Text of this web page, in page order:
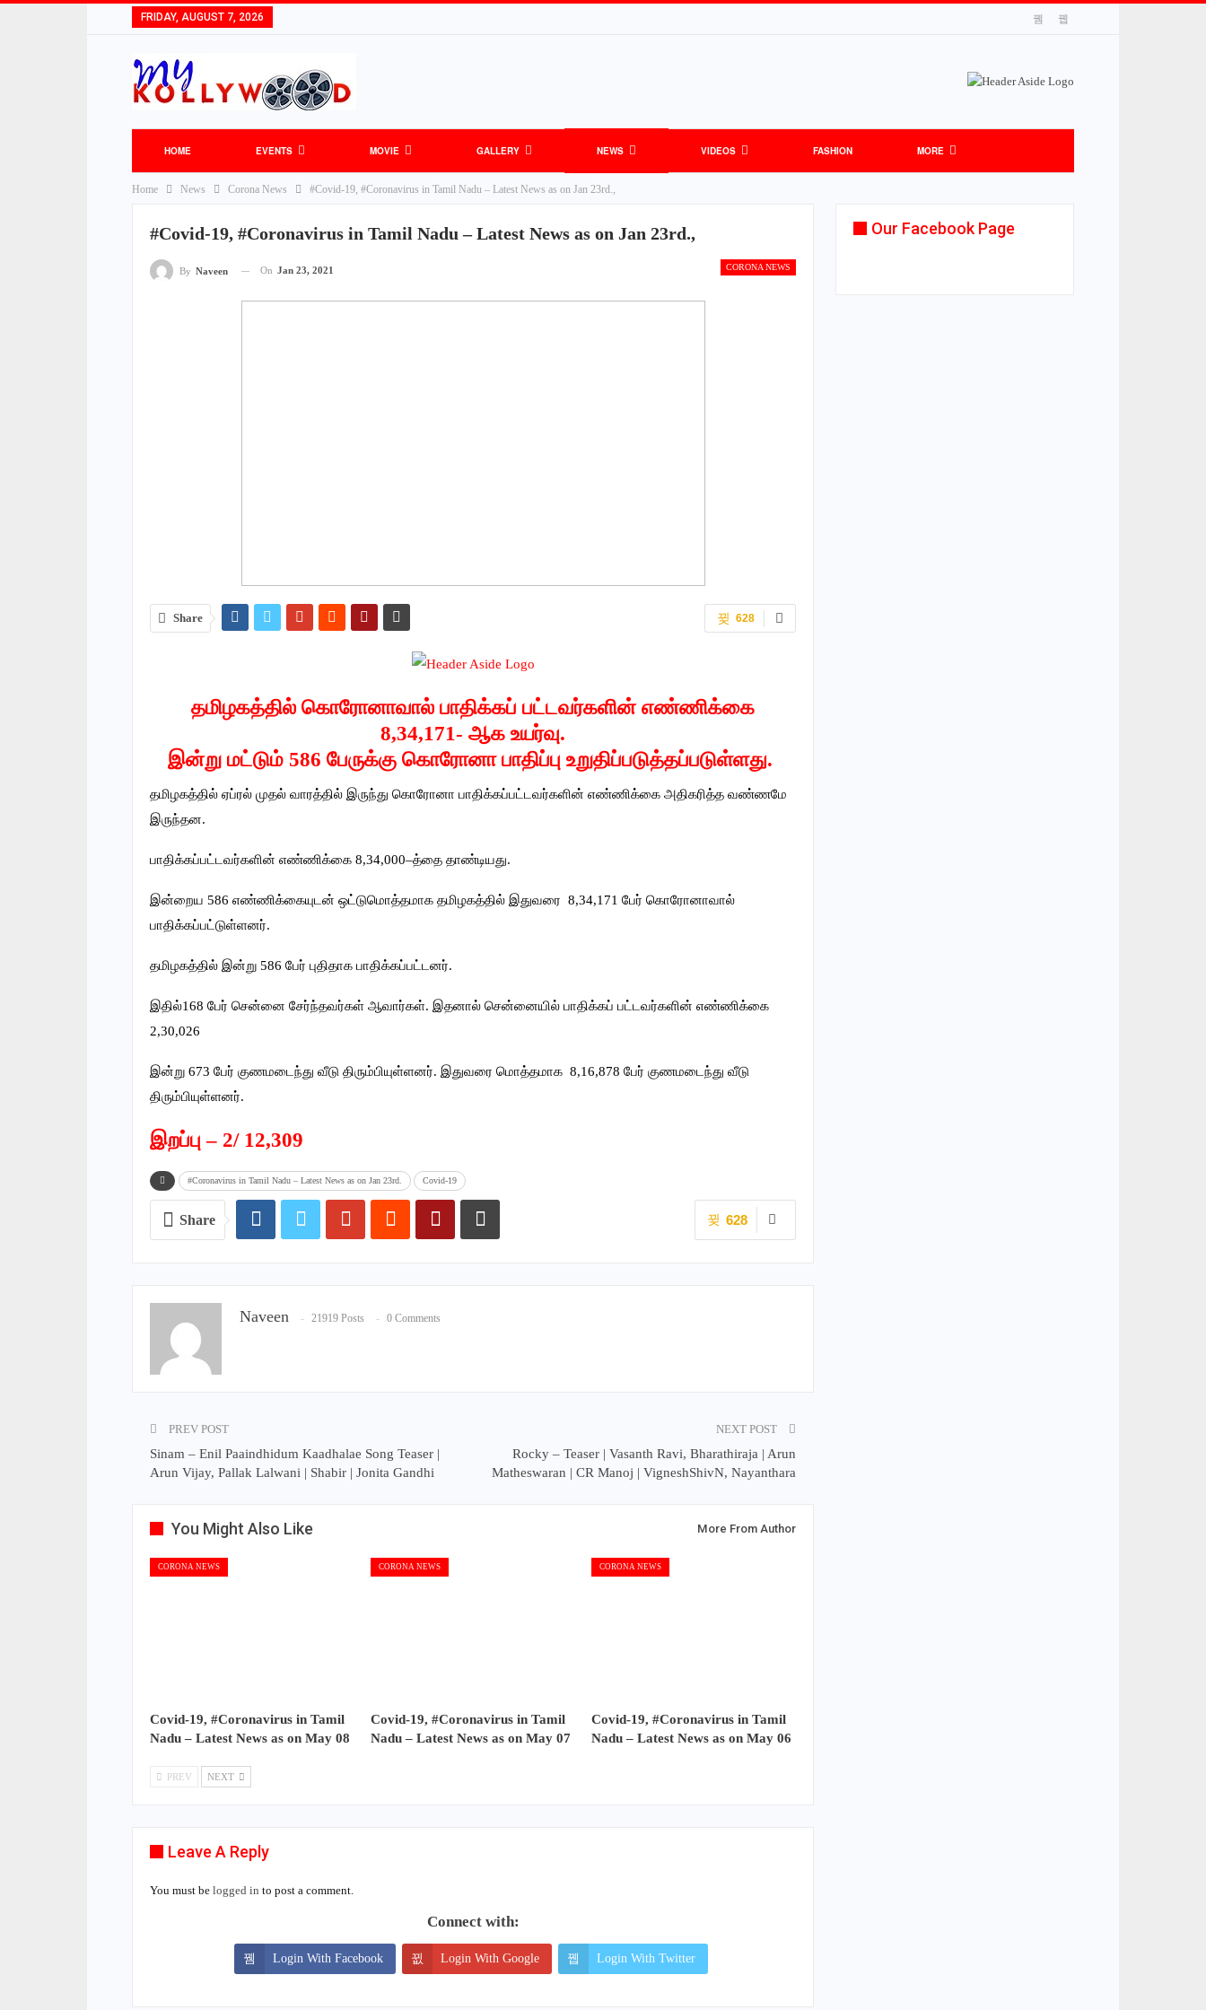
FRIDAY, AUGUST 7, 2026
HOME EVENTS MOVIE GALLERY NEWS VIDEOS FASHION MORE
Home News Corona News #Covid-19, #Coronavirus in Tamil Nadu – Latest News as on Jan 23rd.,
#Covid-19, #Coronavirus in Tamil Nadu – Latest News as on Jan 23rd.,
CORONA NEWS
By Naveen On Jan 23, 2021
628
Share
தமிழகத்தில் கொரோனாவால் பாதிக்கப் பட்டவர்களின் எண்ணிக்கை
8,34,171- ஆக உயர்வு.
இன்று மட்டும் 586 பேருக்கு கொரோனா பாதிப்பு உறுதிப்படுத்தப்படுள்ளது.
தமிழகத்தில் ஏப்ரல் முதல் வாரத்தில் இருந்து கொரோனா பாதிக்கப்பட்டவர்களின் எண்ணிக்கை அதிகரித்த வண்ணமே
இருந்தன.
பாதிக்கப்பட்டவர்களின் எண்ணிக்கை 8,34,000–த்தை தாண்டியது.
இன்றைய 586 எண்ணிக்கையுடன் ஒட்டுமொத்தமாக தமிழகத்தில் இதுவரை 8,34,171 பேர் கொரோனாவால்
பாதிக்கப்பட்டுள்ளனர்.
தமிழகத்தில் இன்று 586 பேர் புதிதாக பாதிக்கப்பட்டனர்.
இதில்168 பேர் சென்னை சேர்ந்தவர்கள் ஆவார்கள். இதனால் சென்னையில் பாதிக்கப் பட்டவர்களின் எண்ணிக்கை
2,30,026
இன்று 673 பேர் குணமடைந்து வீடு திரும்பியுள்ளனர். இதுவரை மொத்தமாக 8,16,878 பேர் குணமடைந்து வீடு
திரும்பியுள்ளனர்.
இறப்பு – 2/ 12,309
#Coronavirus in Tamil Nadu – Latest News as on Jan 23rd. Covid-19
628
Share
Naveen 21919 Posts 0 Comments
PREV POST
Sinam – Enil Paaindhidum Kaadhalae Song Teaser |
Arun Vijay, Pallak Lalwani | Shabir | Jonita Gandhi
NEXT POST
Rocky – Teaser | Vasanth Ravi, Bharathiraja | Arun
Matheswaran | CR Manoj | VigneshShivN, Nayanthara
You Might Also Like More From Author
CORONA NEWS
Covid-19, #Coronavirus in Tamil
Nadu – Latest News as on May 08
CORONA NEWS
Covid-19, #Coronavirus in Tamil
Nadu – Latest News as on May 07
CORONA NEWS
Covid-19, #Coronavirus in Tamil
Nadu – Latest News as on May 06
PREV NEXT
Leave A Reply
You must be logged in to post a comment.
Connect with:
Login With Facebook Login With Google Login With Twitter
Our Facebook Page